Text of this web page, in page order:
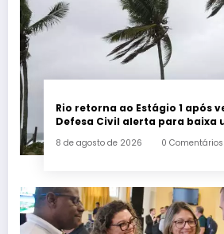
Rio retorna ao Estágio 1 após
Defesa Civil alerta para baixa
8 de agosto de 2026 0 Comentários